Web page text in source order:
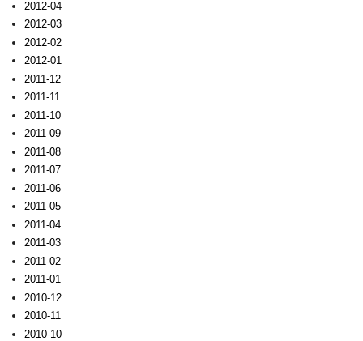
2012-04
2012-03
2012-02
2012-01
2011-12
2011-11
2011-10
2011-09
2011-08
2011-07
2011-06
2011-05
2011-04
2011-03
2011-02
2011-01
2010-12
2010-11
2010-10